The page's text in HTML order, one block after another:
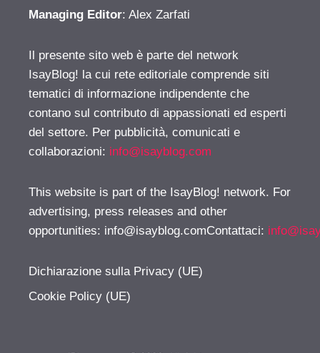
Managing Editor: Alex Zarfati
Il presente sito web è parte del network
IsayBlog! la cui rete editoriale comprende siti
tematici di informazione indipendente che
contano sul contributo di appassionati ed esperti
del settore. Per pubblicità, comunicati e
collaborazioni: info@isayblog.com
This website is part of the IsayBlog! network. For
advertising, press releases and other
opportunities: info@isayblog.comContattaci:
Dichiarazione sulla Privacy (UE)
Cookie Policy (UE)